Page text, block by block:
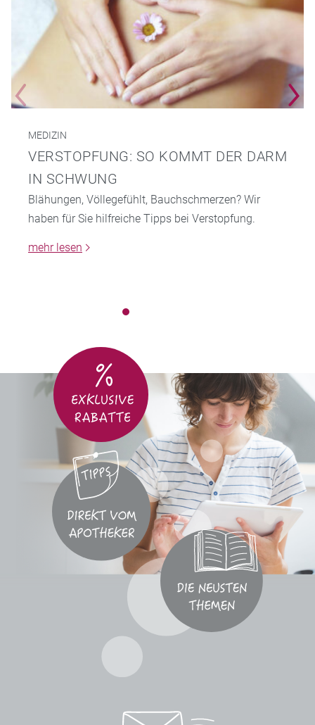
MEDIZIN
VERSTOPFUNG: SO KOMMT DER DARM
IN SCHWUNG
Blähungen, Völlegefühlt, Bauchschmerzen? Wir
haben für Sie hilfreiche Tipps bei Verstopfung.
mehr lesen